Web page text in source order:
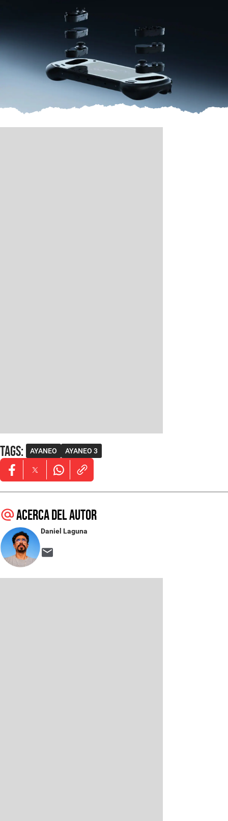
Tags: AYANEO AYANEO 3
Opens in new window
Opens in new window
Opens in new window
Acerca del autor
Daniel Laguna